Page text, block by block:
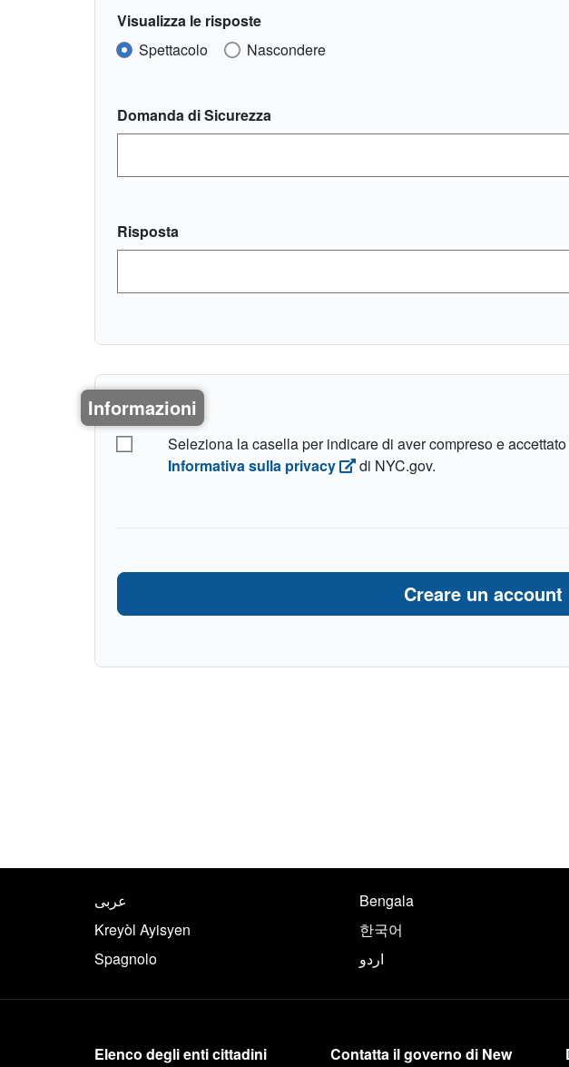
Visualizza le risposte
Spettacolo
Nascondere
Domanda di Sicurezza
Risposta
Informazioni
Seleziona la casella per indicare di aver compreso e accettato
Informativa sulla privacy
di NYC.gov.
Comprendo i termini
Creare un account
Traduci questa pagina nelle seguenti
عربى Bengala
Kreyòl Ayisyen
한국어
Spagnolo
اردو
Maggiori informazioni su NYC.gov
Elenco degli enti cittadini
Contatta il governo di New